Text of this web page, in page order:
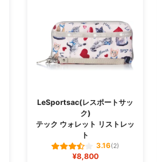
LeSportsac(レスポートサッ
ク)
テック ウォレット リストレッ
ト
3.16(2)
¥8,800